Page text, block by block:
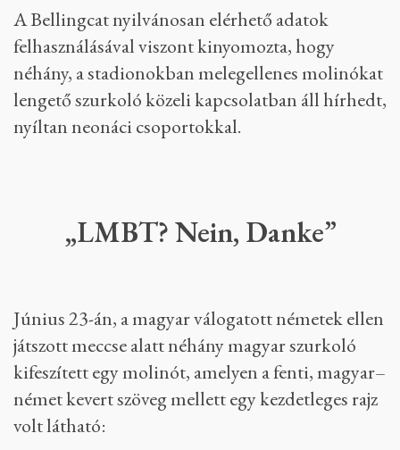
A Bellingcat nyilvánosan elérhető adatok
felhasználásával viszont kinyomozta, hogy
néhány, a stadionokban melegellenes molinókat
lengető szurkoló közeli kapcsolatban áll hírhedt,
nyíltan neonáci csoportokkal.
„LMBT? Nein, Danke”
Június 23-án, a magyar válogatott németek ellen
játszott meccse alatt néhány magyar szurkoló
kifeszített egy molinót, amelyen a fenti, magyar–
német kevert szöveg mellett egy kezdetleges rajz
volt látható: